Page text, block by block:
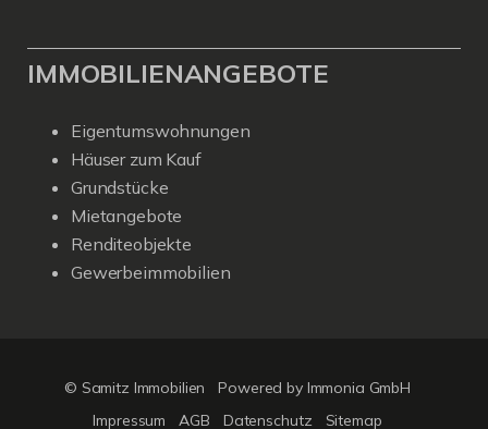
IMMOBILIENANGEBOTE
Eigentumswohnungen
Häuser zum Kauf
Grundstücke
Mietangebote
Renditeobjekte
Gewerbeimmobilien
© Samitz Immobilien
Powered by Immonia GmbH
Impressum
AGB Datenschutz Sitemap